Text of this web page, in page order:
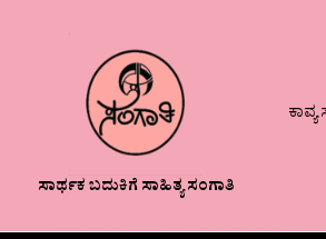
ಸಾರ್ಥಕ ಬದುಕಿಗೆ ಸಾಹಿತ್ಯ ಸಂಗಾತಿ